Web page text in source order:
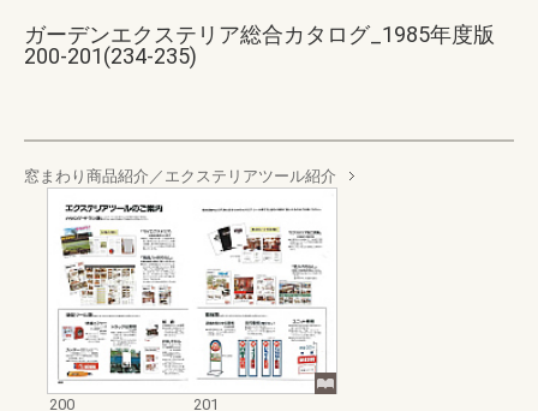
ガーデンエクステリア総合カタログ_1985年度版
200-201(234-235)
窓まわり商品紹介／エクステリアツール紹介
200
201